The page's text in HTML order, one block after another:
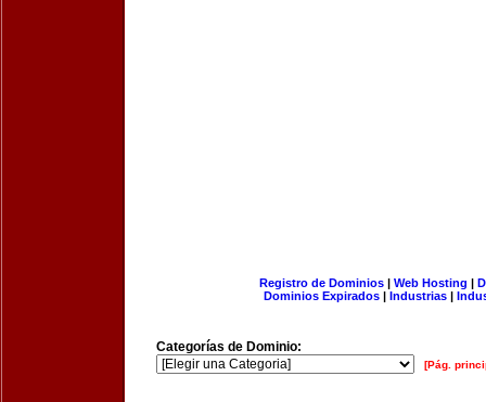
Registro de Dominios| Web Hosting |
Dominios Expirados | Industrias |
Categorías de Dominio:
[Pág.